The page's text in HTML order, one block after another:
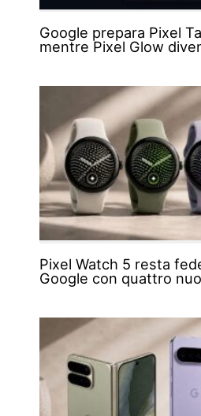
Google prepara Pixel
mentre Pixel Glow
Pixel Watch 5 resta
Google con quattro